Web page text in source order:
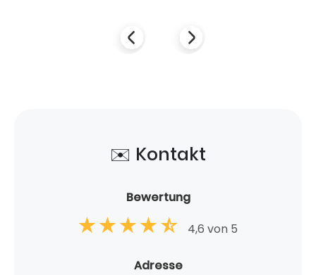
✉️ Kontakt
Bewertung
4,6 von 5
Adresse